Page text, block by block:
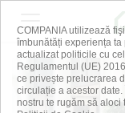
COMPANIA utilizează
îmbunătăți experiența ta
actualizat politicile cu
Regulamentul (UE)
ce privește prelucrarea
circulație a acestor
nostru te rugăm să aloci